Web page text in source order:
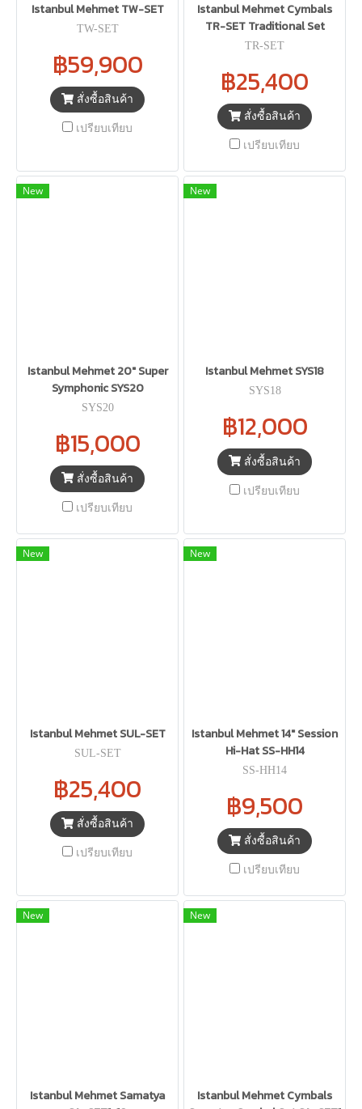
Istanbul Mehmet TW-SET
TW-SET
฿59,900
สั่งซื้อสินค้า
เปรียบเทียบ
Istanbul Mehmet Cymbals
TR-SET Traditional Set
TR-SET
฿25,400
สั่งซื้อสินค้า
เปรียบเทียบ
New
Istanbul Mehmet 20" Super
Symphonic SYS20
SYS20
฿15,000
สั่งซื้อสินค้า
เปรียบเทียบ
New
Istanbul Mehmet SYS18
SYS18
฿12,000
สั่งซื้อสินค้า
เปรียบเทียบ
New
Istanbul Mehmet SUL-SET
SUL-SET
฿25,400
สั่งซื้อสินค้า
เปรียบเทียบ
New
Istanbul Mehmet 14" Session
Hi-Hat SS-HH14
SS-HH14
฿9,500
สั่งซื้อสินค้า
เปรียบเทียบ
New
Istanbul Mehmet Samatya
New
Istanbul Mehmet Cymbals